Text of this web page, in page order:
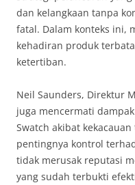
dan kelangkaan tanpa
fatal. Dalam konteks ini,
kehadiran produk
ketertiban.
Neil Saunders, Direktur
juga mencermati
Swatch akibat
pentingnya kontrol
tidak merusak reputasi
yang sudah terbukti